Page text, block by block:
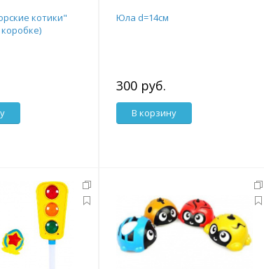
котики"
Юла d=14см
300 руб.
В корзину